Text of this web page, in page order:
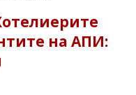
на АПИ: